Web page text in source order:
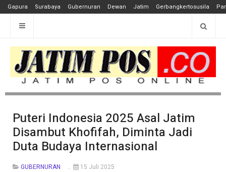
Gapura Surabaya Gubernuran Dewan Jatim Gerbangkertosusila
Puteri Indonesia 2025 Asal Jatim
Disambut Khofifah, Diminta Jadi
Duta Budaya Internasional
GUBERNURAN 15 Juli 2025